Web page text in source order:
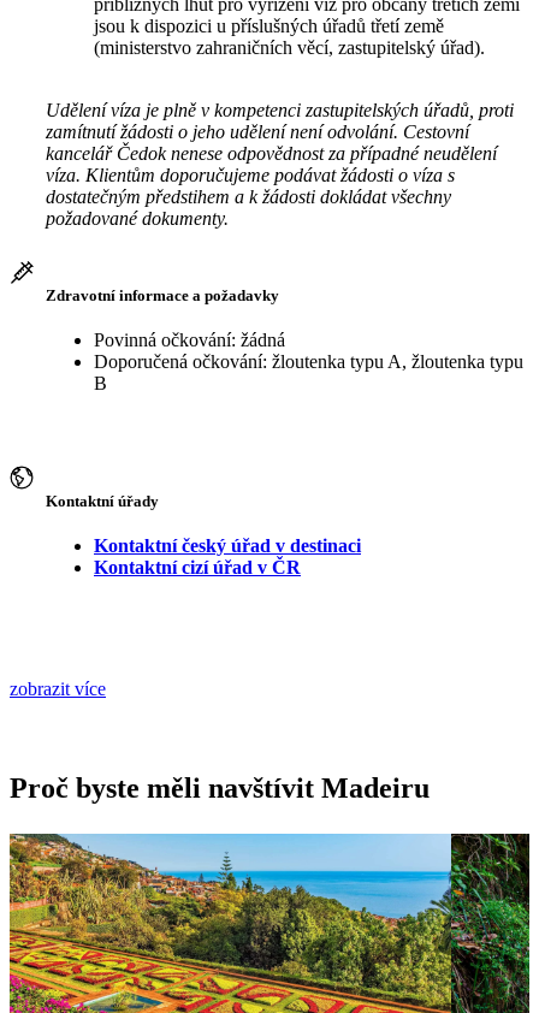
přibližných lhůt pro vyřízení víz pro občany třetích zemí
jsou k dispozici u příslušných úřadů třetí země
(ministerstvo zahraničních věcí, zastupitelský úřad).
Udělení víza je plně v kompetenci zastupitelských úřadů, proti
zamítnutí žádosti o jeho udělení není odvolání. Cestovní
kancelář Čedok nenese odpovědnost za případné neudělení
víza. Klientům doporučujeme podávat žádosti o víza s
dostatečným předstihem a k žádosti dokládat všechny
požadované dokumenty.
Zdravotní informace a požadavky
Povinná očkování: žádná
Doporučená očkování: žloutenka typu A, žloutenka typu
B
Kontaktní úřady
Kontaktní český úřad v destinaci
Kontaktní cizí úřad v ČR
zobrazit více
Proč byste měli navštívit Madeiru